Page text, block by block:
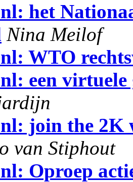
het
Nina Meilof
WTO
een virtuele
join the 2K
van Stiphout
Oproep